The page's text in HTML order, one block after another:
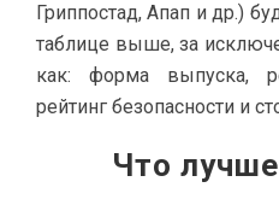
Гриппостад, Апап и др.)
таблице выше, за
как: форма выпуска,
рейтинг безопасности и
Что